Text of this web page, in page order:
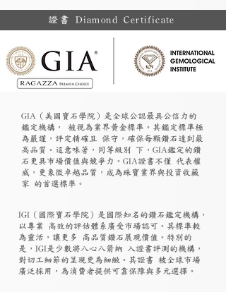
證書 Diamond Certificate
GIA（美國寶石學院）是全球公認最具公信力的
鑑定機構， 被視為業界黃金標準。其鑑定標準極
為嚴謹，評定精確且 保守，確保每顆鑽石達到最
高品質。這意味著，同等級別 下，GIA鑑定的鑽
石更具市場價值與競爭力。GIA證書不僅 代表權
威，更象徵卓越品質，成為珠寶業界與投資收藏
家 的首選標準。
​IGI（國際寶石學院）是國際知名的鑽石鑑定機構，
以專業 高效的評估體系廣受市場認可。其標準較
為靈活，讓更多 高品質鑽石展現價值。特別的
是，IGI是少數將八心八箭納 入證書評測的機構，
對切工細節的呈現更為細緻。其證書 被全球市場
廣泛採用，為消費者提供可靠保障與多元選擇。